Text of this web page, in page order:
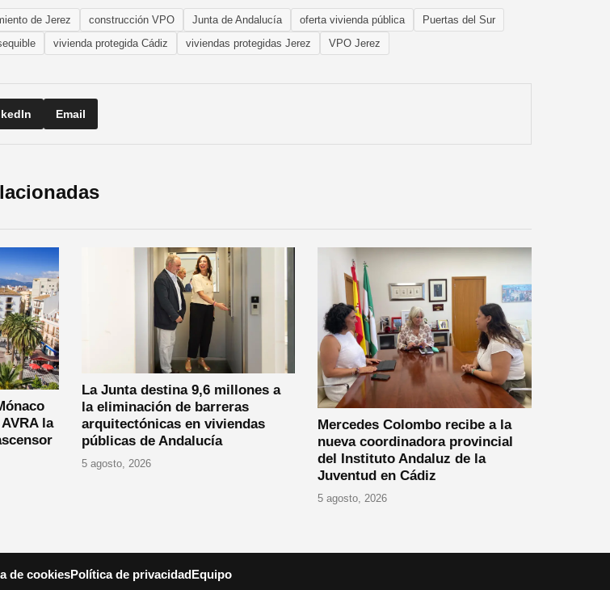
de Jerez construcción VPO Junta de Andalucía oferta vivienda pública
Puertas del Sur
vivienda protegida Cádiz viviendas protegidas Jerez VPO Jerez
Email
la
La Junta destina 9,6 millones a
la eliminación de barreras
arquitectónicas en viviendas
públicas de Andalucía
5 agosto, 2026
Mercedes Colombo recibe a la
nueva coordinadora provincial
del Instituto Andaluz de la
Juventud en Cádiz
5 agosto, 2026
de cookiesPolítica de privacidadEquipo